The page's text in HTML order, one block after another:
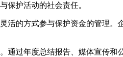
保护活动的社会责任。
的方式参与保护资金的管理
通过年度总结报告、媒体宣传